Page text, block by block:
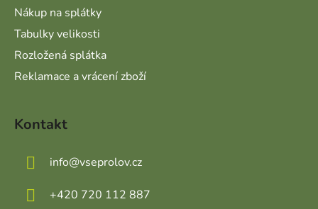
Nákup na splátky
Tabulky velikosti
Rozložená splátka
Reklamace a vrácení zboží
Kontakt
info@vseprolov.cz
+420 720 112 887